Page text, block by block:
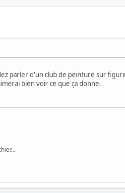
parler d'un club de peinture sur
bien voir ce que ça donne.